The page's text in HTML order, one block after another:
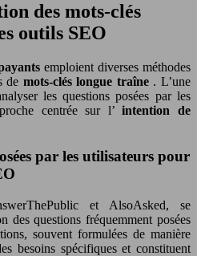
des mots-clés
outils SEO
emploient diverses méthodes
de mots-clés longue traîne . L’une
les questions posées par les
centrée sur l’intention de
par les utilisateurs pour
et AlsoAsked, se
des questions fréquemment posées
souvent formulées de manière
besoins spécifiques et constituent